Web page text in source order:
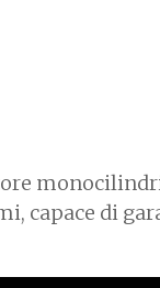
capace di